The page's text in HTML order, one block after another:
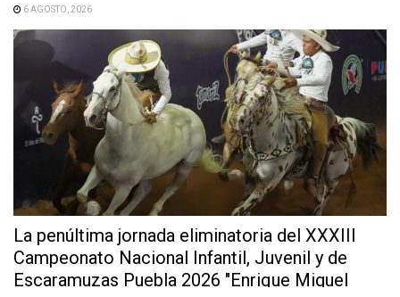
6 AGOSTO, 2026
La penúltima jornada eliminatoria del XXXIII
Campeonato Nacional Infantil, Juvenil y de
Escaramuzas Puebla 2026 "Enrique Miguel